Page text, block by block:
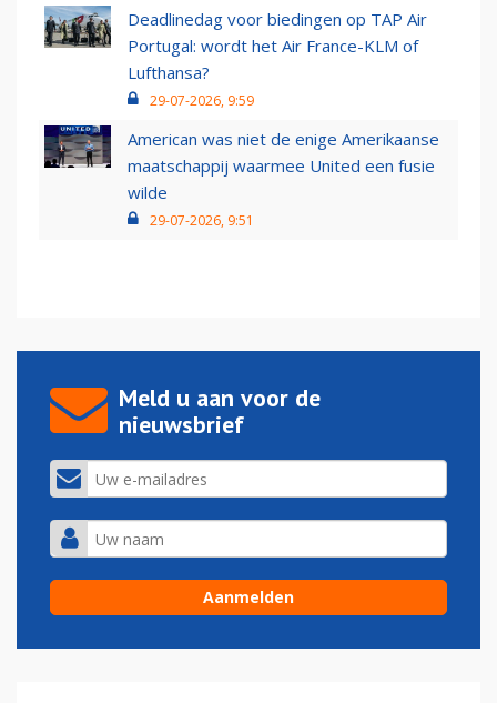
Deadlinedag voor biedingen op TAP Air
Portugal: wordt het Air France-KLM of
Lufthansa?
29-07-2026, 9:59
American was niet de enige Amerikaanse
maatschappij waarmee United een fusie
wilde
29-07-2026, 9:51
Meld u aan voor de
nieuwsbrief